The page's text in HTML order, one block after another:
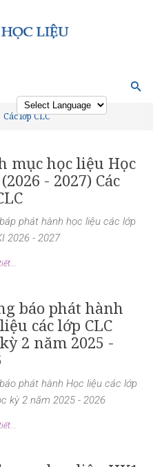
Powered by
Các lớp CLC
mục học liệu Học
- 2027) Các
phát hành học liệu các lớp
2026 - 2027
báo phát hành
các lớp CLC
2 năm 2025 -
phát hành Học liệu các lớp
kỳ 2 năm 2025 - 2026